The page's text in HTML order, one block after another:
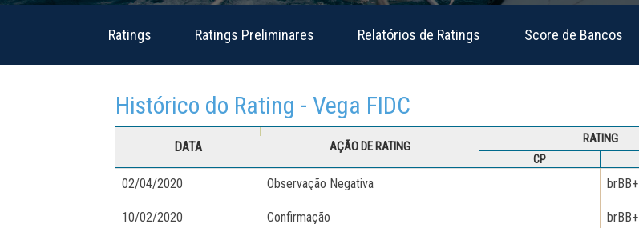
Ratings Ratings Preliminares Relatórios de Ratings Score de Bancos
Histórico do Rating - Vega FIDC
DATA AÇÃO DE RATING
RATING
CP
02/04/2020 Observação Negativa brBB+
10/02/2020 Confirmação brBB+